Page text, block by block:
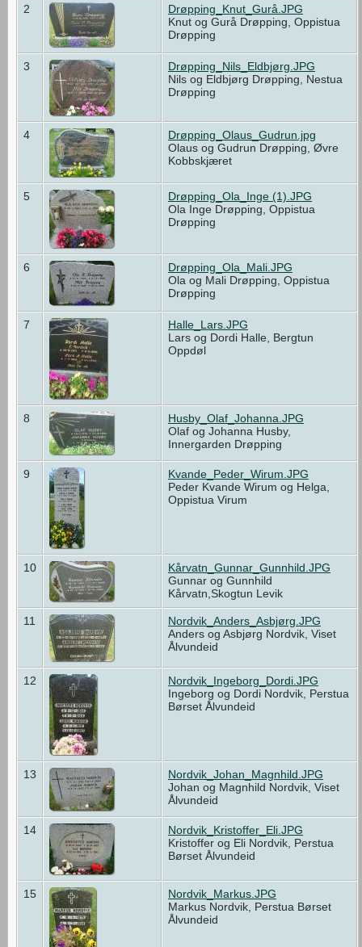
2
Drøpping_Knut_Gurå.JPG
Knut og Gurå Drøpping, Oppistua
Drøpping
3
Drøpping_Nils_Eldbjørg.JPG
Nils og Eldbjørg Drøpping, Nestua
Drøpping
4
Drøpping_Olaus_Gudrun.jpg
Olaus og Gudrun Drøpping, Øvre
Kobbskjæret
5
Drøpping_Ola_Inge (1).JPG
Ola Inge Drøpping, Oppistua
Drøpping
6
Drøpping_Ola_Mali.JPG
Ola og Mali Drøpping, Oppistua
Drøpping
7
Halle_Lars.JPG
Lars og Dordi Halle, Bergtun
Oppdøl
8
Husby_Olaf_Johanna.JPG
Olaf og Johanna Husby,
Innergarden Drøpping
9
Kvande_Peder_Wirum.JPG
Peder Kvande Wirum og Helga,
Oppistua Virum
10
Kårvatn_Gunnar_Gunnhild.JPG
Gunnar og Gunnhild
Kårvatn,Skogtun Levik
11
Nordvik_Anders_Asbjørg.JPG
Anders og Asbjørg Nordvik, Viset
Ålvundeid
12
Nordvik_Ingeborg_Dordi.JPG
Ingeborg og Dordi Nordvik, Perstua
Børset Ålvundeid
13
Nordvik_Johan_Magnhild.JPG
Johan og Magnhild Nordvik, Viset
Ålvundeid
14
Nordvik_Kristoffer_Eli.JPG
Kristoffer og Eli Nordvik, Perstua
Børset Ålvundeid
15
Nordvik_Markus.JPG
Markus Nordvik, Perstua Børset
Ålvundeid